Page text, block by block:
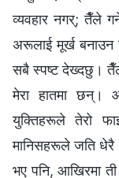
व्यवहार नगर्; तैँले
अरूलाई मूर्ख
सबै स्पष्ट देख्दछु।
मेरा हातमा छन्।
युक्तिहरूले तेरो
मानिसहरूले जति धेरै
भए पनि, आखिरमा